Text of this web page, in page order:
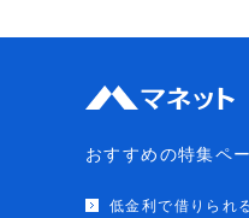
おすすめの特集ペ
低金利で借りられ